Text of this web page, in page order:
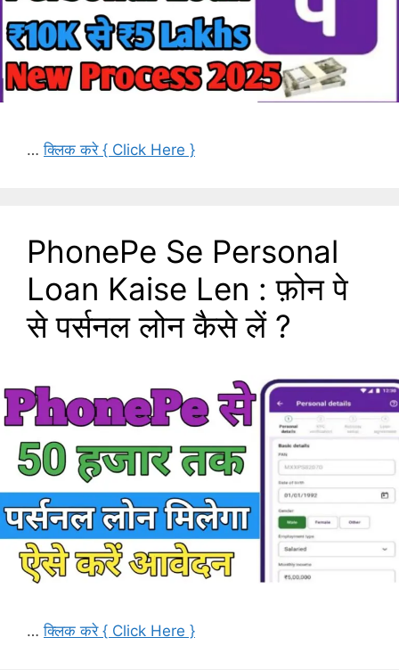
…क्लिक करे { Click Here }
PhonePe Se Personal
Loan Kaise Len : फ़ोन पे
से पर्सनल लोन कैसे लें ?
…क्लिक करे { Click Here }